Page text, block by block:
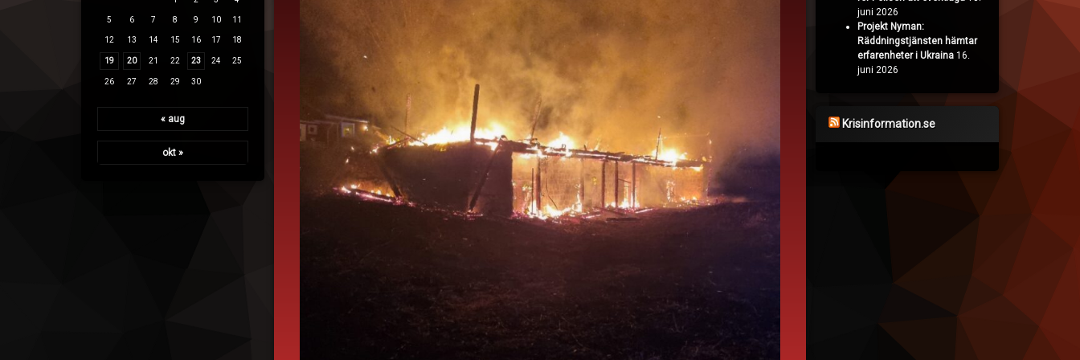
5 6 7 8 9 10 11
12 13 14 15 16 17 18
19 20 21 22 23 24 25
26 27 28 29 30
« aug
okt »
juni 2026
Projekt Nyman:
Räddningstjänsten hämtar
erfarenheter i Ukraina 16.
juni 2026
Krisinformation.se